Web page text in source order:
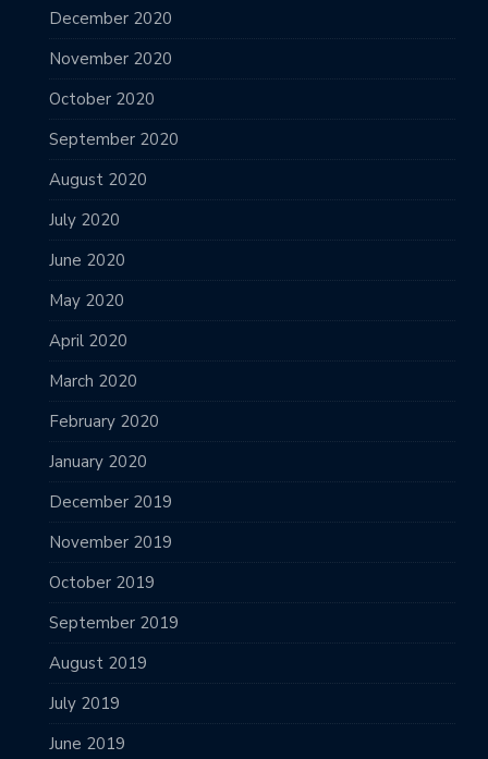
December 2020
November 2020
October 2020
September 2020
August 2020
July 2020
June 2020
May 2020
April 2020
March 2020
February 2020
January 2020
December 2019
November 2019
October 2019
September 2019
August 2019
July 2019
June 2019